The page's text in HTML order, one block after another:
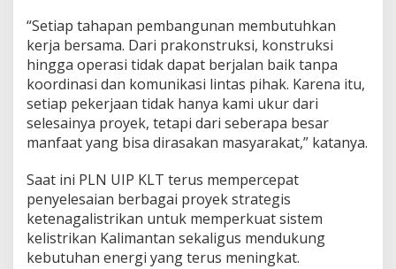
“Setiap tahapan pembangunan membutuhkan
kerja bersama. Dari prakonstruksi, konstruksi
hingga operasi tidak dapat berjalan baik tanpa
koordinasi dan komunikasi lintas pihak. Karena itu,
setiap pekerjaan tidak hanya kami ukur dari
selesainya proyek, tetapi dari seberapa besar
manfaat yang bisa dirasakan masyarakat,” katanya.
Saat ini PLN UIP KLT terus mempercepat
penyelesaian berbagai proyek strategis
ketenagalistrikan untuk memperkuat sistem
kelistrikan Kalimantan sekaligus mendukung
kebutuhan energi yang terus meningkat.